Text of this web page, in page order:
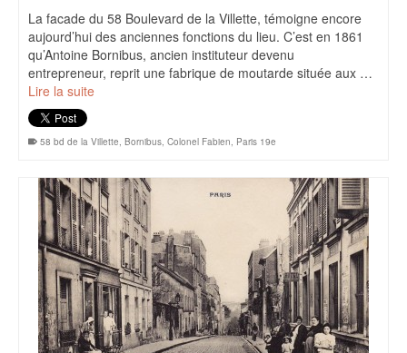
La facade du 58 Boulevard de la Villette, témoigne encore
aujourd’hui des anciennes fonctions du lieu. C’est en 1861
qu’Antoine Bornibus, ancien instituteur devenu
entrepreneur, reprit une fabrique de moutarde située aux …
Lire la suite
58 bd de la Villette, Bornibus, Colonel Fabien, Paris 19e